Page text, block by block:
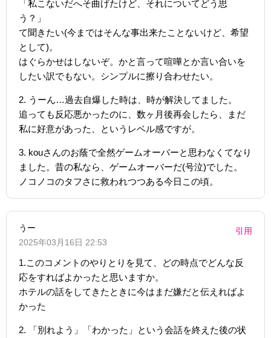
「私こないだへそ曲げたけど、それについてどう思
う？」
て聞きたい(今まではそんな事出来たことないけど、希望
として)。
はぐらかせはしないぞ。かと言って喧嘩とか言い合いを
したい訳でもない。シンプルに擦り合わせたい。
2. うーん…過去自爆した時は、時が解決してました。
追っても反応悪かったのに、数ヶ月後再会したら、まだ
私に好意があった、というレベル感ですが。
3. kouさんのお蔭で全然ゲームオーバーと思わなくてなり
ました。昔の私なら、ゲームオーバーだ(号泣)でした。
ノコノコのタフさに救われつつある今日この頃。
うー
2025年03月16日 22:53
引用
1.このコメントのやりとりを見て、どの時点でどんな反
応をすればよかったと思いますか。
ホテルの話をしてきたときに今はまだ嫌だと伝えればよ
かった
2. 「別れよう」「わかった」という会話を終えた後の状